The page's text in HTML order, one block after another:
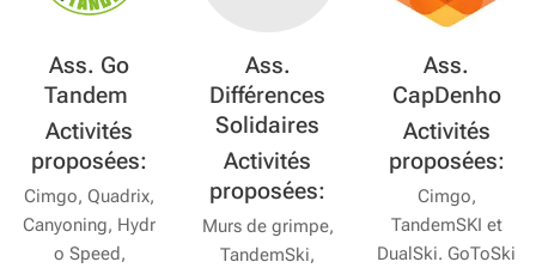
Ass. Go
Tandem
Activités
proposées:
Cimgo, Quadrix,
Canyoning, Hydr
o Speed,
Ass.
Différences
Solidaires
Activités
proposées:
Murs de grimpe,
TandemSki,
Ass.
CapDenho
Activités
proposées:
Cimgo,
TandemSKI et
DualSki. GoToSki